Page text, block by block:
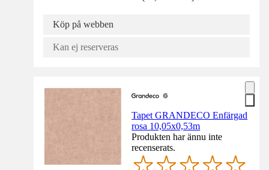
Köp på webben
Kan ej reserveras
Tapet GRANDECO Enfärgad
rosa 10,05x0,53m
Produkten har ännu inte
recenserats.